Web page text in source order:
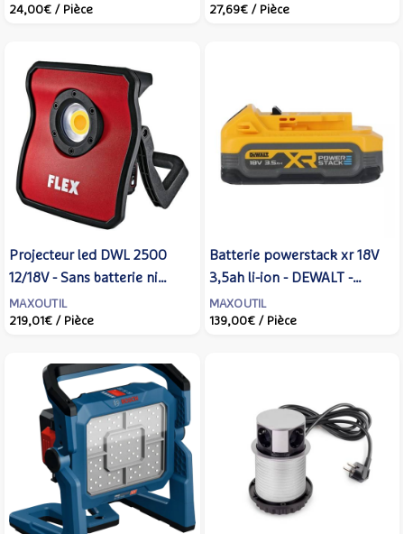
24,00€ / Pièce
27,69€ / Pièce
Projecteur led DWL 2500
12/18V - Sans batterie ni
chargeur - FLEX - 532325
MAXOUTIL
219,01€ / Pièce
Batterie powerstack xr 18V
3,5ah li-ion - DEWALT -
DCBP318-XJ
MAXOUTIL
139,00€ / Pièce